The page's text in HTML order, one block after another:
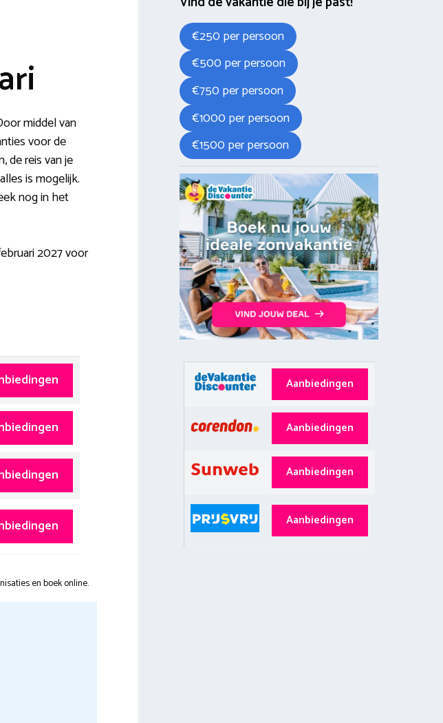
middel van
voor de
de reis van je
is mogelijk.
nog in het
2027 voor
en boek online.
€250 per persoon
€500 per persoon
€750 per persoon
€1000 per persoon
€1500 per persoon
Aanbiedingen
Aanbiedingen
Aanbiedingen
Aanbiedingen